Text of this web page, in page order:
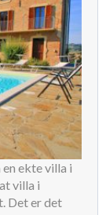
ekte villa i
villa i
Det er det